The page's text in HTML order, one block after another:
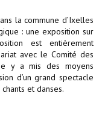
la commune d’Ixelles
: une exposition sur
est entièrement
avec le Comité des
y a mis des moyens
d’un grand spectacle
et danses.